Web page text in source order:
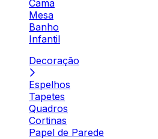
Cama
Mesa
Banho
Infantil
Decoração
Espelhos
Tapetes
Quadros
Cortinas
Papel de Parede